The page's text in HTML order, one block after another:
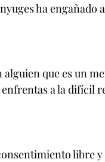
ha engañado
alguien que es un
a la difícil
libre